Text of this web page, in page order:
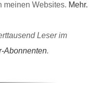
meinen Websites. Mehr.
Leser im
Abonnenten.